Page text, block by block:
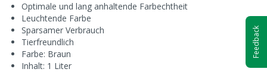
Optimale und lang anhaltende Farbechtheit
Leuchtende Farbe
Sparsamer Verbrauch
Tierfreundlich
Farbe: Braun
Inhalt: 1 Liter
Feedback